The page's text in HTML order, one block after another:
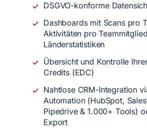
DSGVO-konforme
Dashboards mit Scans pro
Aktivitäten pro
Länderstatistiken
Übersicht und Kontrolle
Credits (EDC)
Nahtlose CRM-Integration
Automation (HubSpot,
Pipedrive & 1.000+ Tools)
Export